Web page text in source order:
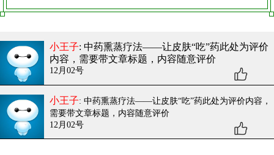
小王子: 中药熏蒸疗法——让皮肤“吃”药此处为评价
内容，需要带文章标题，内容随意评价
12月02号
小王子: 中药熏蒸疗法——让皮肤“吃”药此处为评价内容，
需要带文章标题，内容随意评价
12月02号